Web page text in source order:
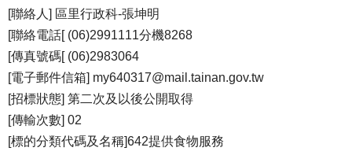
[聯絡人] 區里行政科-張坤明
[聯絡電話[ (06)2991111分機8268
[傳真號碼[ (06)2983064
[電子郵件信箱] my640317@mail.tainan.gov.tw
[招標狀態] 第二次及以後公開取得
[傳輸次數] 02
[標的分類代碼及名稱]642提供食物服務